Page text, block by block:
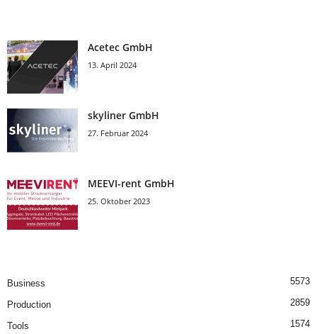
Acetec GmbH
13. April 2024
skyliner GmbH
27. Februar 2024
MEEVI-rent GmbH
25. Oktober 2023
Business 5573
Production 2859
Tools 1574